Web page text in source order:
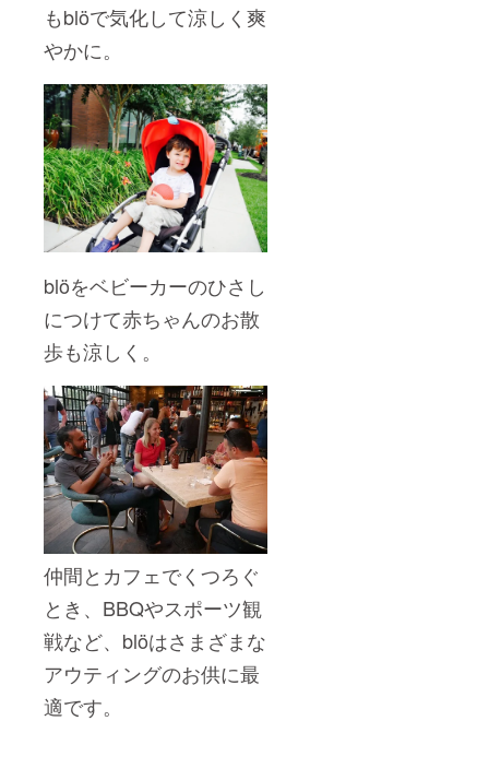
もblöで気化して涼しく爽
やかに。
blöをベビーカーのひさし
につけて赤ちゃんのお散
歩も涼しく。
仲間とカフェでくつろぐ
とき、BBQやスポーツ観
戦など、 blöはさまざまな
アウティングのお供に最
適です。